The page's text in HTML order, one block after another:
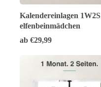
Kalendereinlagen 1W2S
elfenbeinmädchen
ab €29,99